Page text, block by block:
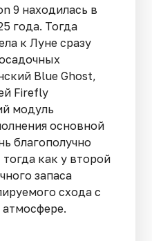
9 находилась в
года. Тогда
к Луне сразу
Blue Ghost,
Firefly
модуль
основной
благополучно
как у второй
запаса
схода с